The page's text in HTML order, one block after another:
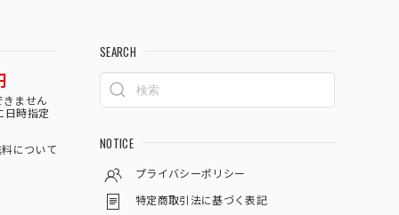
きません
日時指定
について
SEARCH
NOTICE
プライバシーポリシー
特定商取引法に基づく表記